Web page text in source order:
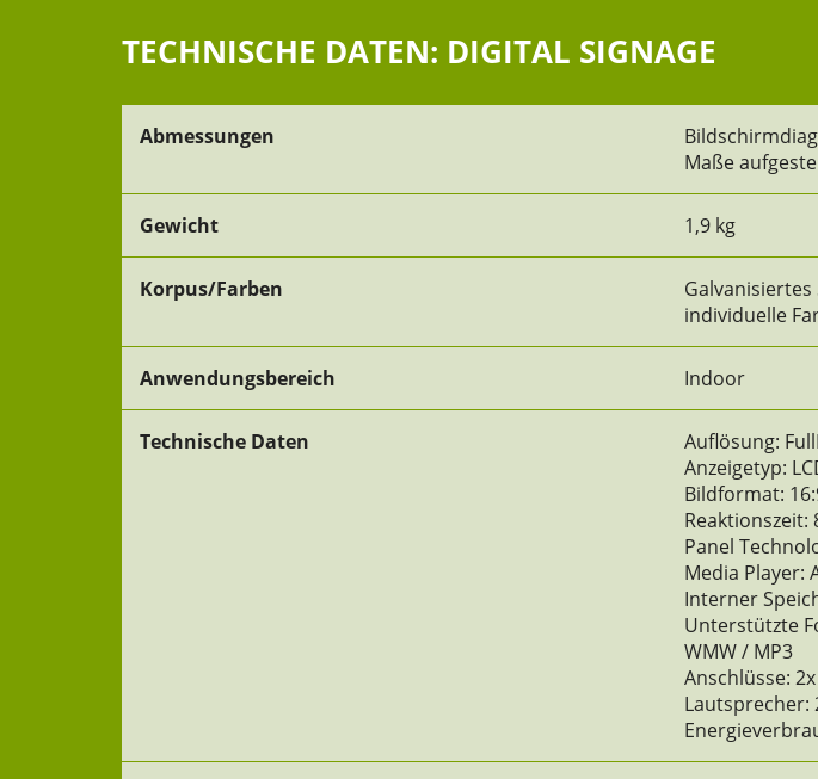
TECHNISCHE DATEN: DIGITAL SIGNAGE
Abmessungen
Maße
Gewicht 1,9 kg
Korpus/Farben
individuelle
Anwendungsbereich Indoor
Technische Daten
Auflösung:
Anzeigetyp:
Bildformat:
Reaktionszeit:
Panel
Media Player:
Interner
Unterstützte
WMW / MP3
Anschlüsse: 2x
Lautsprecher: